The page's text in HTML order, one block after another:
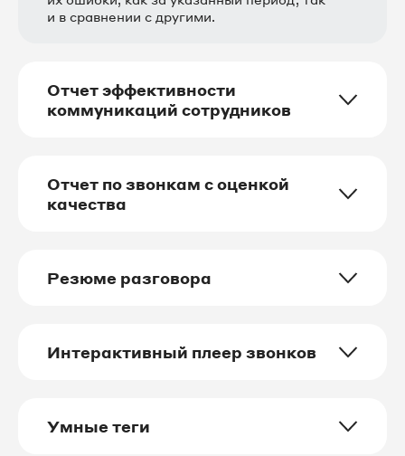
и в сравнении с другими.
Отчет эффективности
коммуникаций сотрудников
Отчет по звонкам с оценкой
качества
Резюме разговора
Интерактивный плеер звонков
Умные теги